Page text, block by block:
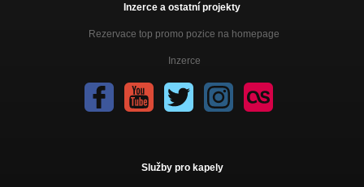
Inzerce a ostatní projekty
Rezervace top promo pozice na homepage
Inzerce
Služby pro kapely